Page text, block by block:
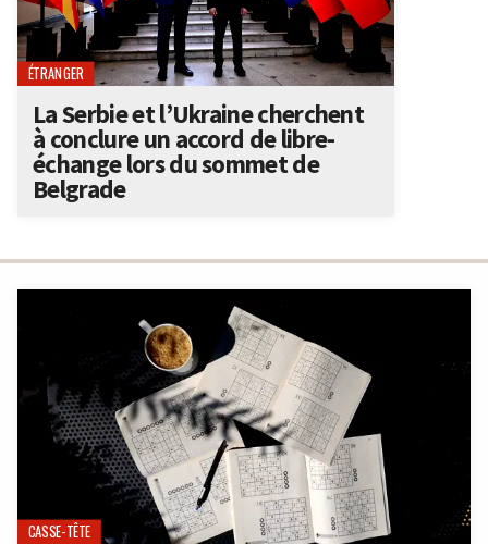
CASSE-TÊTE
ÉTRANGER
La Serbie et l’Ukraine cherchent
à conclure un accord de libre-
échange lors du sommet de
Belgrade